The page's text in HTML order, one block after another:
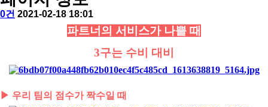
작
배
댓
0건 작
2021-02-18 18:01
파트너의 서비스가 나쁠 때
3구는 수비 대비
▶ 우리 팀의 점수가 짝수일 때